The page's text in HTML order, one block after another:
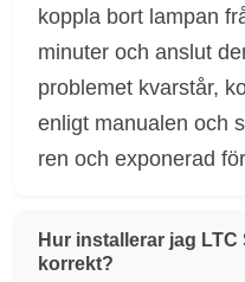
koppla bort lampan
minuter och anslut
problemet kvarstår,
enligt manualen och
ren och exponerad
Hur installerar jag LTC
korrekt?